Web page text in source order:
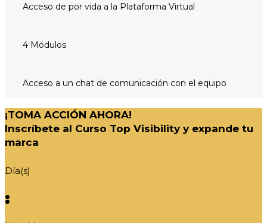
Acceso de por vida a la Plataforma Virtual
4 Módulos
Acceso a un chat de comunicación con el equipo
¡TOMA ACCIÓN AHORA!
Inscríbete al Curso Top Visibility y expande tu
marca
Día(s)
: